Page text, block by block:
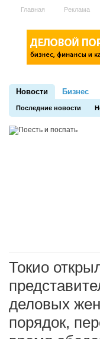
Главная Реклама
Новости
Последние новости
Бизнес
Токио
деловых
порядок,